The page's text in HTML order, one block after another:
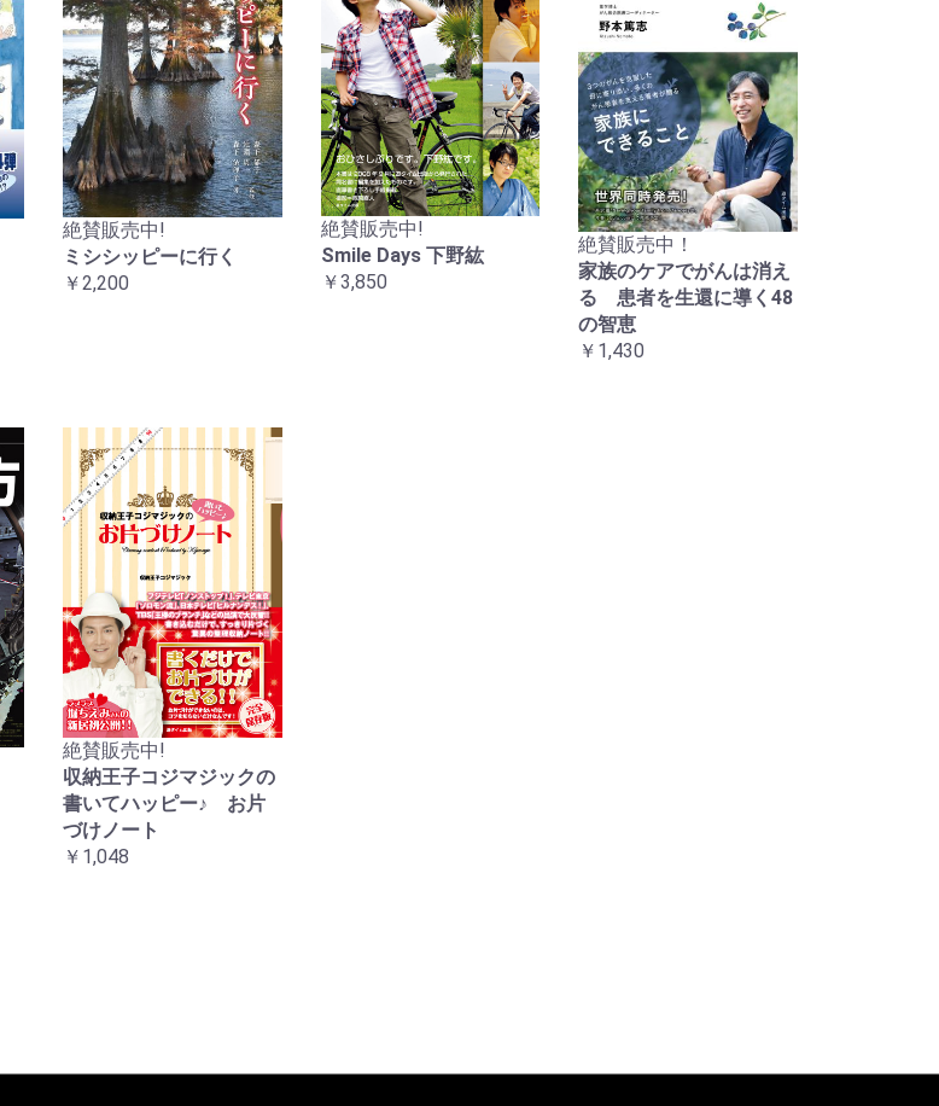
絶賛販売中!
ミシシッピーに行く
￥2,200
絶賛販売中!
Smile Days 下野紘
￥3,850
絶賛販売中！
家族のケアでがんは消え
る 患者を生還に導く48
の智恵
￥1,430
絶賛販売中!
収納王子コジマジックの
書いてハッピー♪ お片
づけノート
￥1,048